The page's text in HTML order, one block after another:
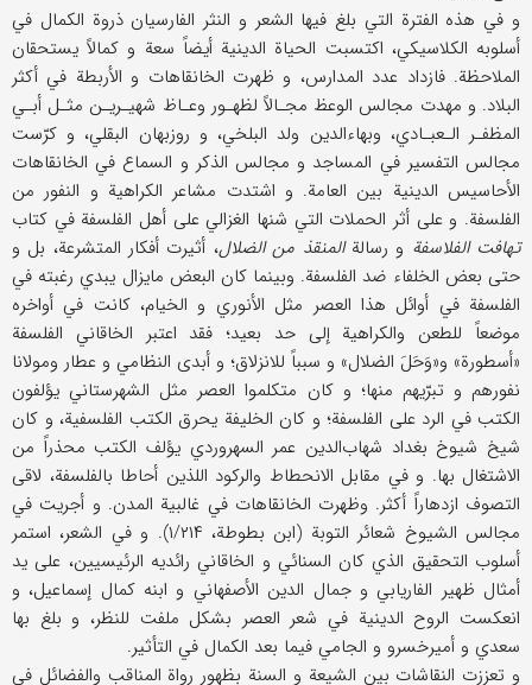
و في هذه الفترة التي بلغ فيها الشعر و النثر الفارسيان ذروة الكمال في
أسلوبه الكلاسيكي، اكتسبت الحياة الدينية أيضاً سعة و كمالاً يستحقان
الملاحظة. فازداد عدد المدارس، و ظهرت الخانقاهات و الأربطة في أكثر
البلاد. و مهدت مجالس الوعظ مجـالاً لظهـور وعـاظ شهيـريـن مثـل أبـي
المظفـر الـعبـادي، وبهاء‌الدين ولد البلخي، و روزبهان البقلي، و كرّست
مجالس التفسير في المساجد و مجالس الذكر و السماع في الخانقاهات
الأحاسيس الدينية بين العامة. و اشتدت مشاعر الكراهية و النفور من
الفلسفة. و على أثر الحملات التي شنها الغزالي على أهل الفلسفة في كتاب
تهافت الفلاسفة و رسالةالمنقذ من الضلال، أثيرت أفكار المتشرعة، بل و
حتى بعض الخلفاء ضد الفلسفة. وبينما كان البعض مايزال يبدي رغبته في
الفلسفة في أوائل هذا العصر مثل الأنوري و الخيام، كانت في أواخره
موضعاً للطعن والكراهية إلى حد بعيد؛ فقد اعتبر الخاقاني الفلسفة
«أسطورة» و«وَحَلَ الضلال» و سبباً للانزلاق؛ و أبدى النظامي و عطار ومولانا
نفورهم و تبرّيهم منها؛ و كان متكلموا العصر مثل الشهرستاني يؤلفون
الكتب في الرد على الفلسفة؛ و كان الخليفة يحرق الكتب الفلسفية، و كان
شيخ شيوخ بغداد شهاب‌الدين عمر السهروردي يؤلف الكتب محذراً من
الاشتغال بها. و في مقابل الانحطاط والركود اللذين أحاطا بالفلسفة، لاقى
التصوف ازدهاراً أكثر. وظهرت الخانقاهات في غالبية المدن. و أجريت في
مجالس الشيوخ شعائر التوبة (ابن بطوطة، ۱/۲۱۴). و في الشعر، استمر
أسلوب التحقيق الذي كان السنائي و الخاقاني رائديه الرئيسيين، على يد
أمثال ظهير الفاريابي و جمال الدين الأصفهاني و ابنه كمال إسماعيل، و
انعكست الروح الدينية في شعر العصر بشكل ملفت للنظر، و بلغ بها
سعدي و أميرخسرو و الجامي فيما بعد الكمال في التأثير.
و تعززت النقاشات بين الشيعة و السنة بظهور رواة المناقب والفضائل في